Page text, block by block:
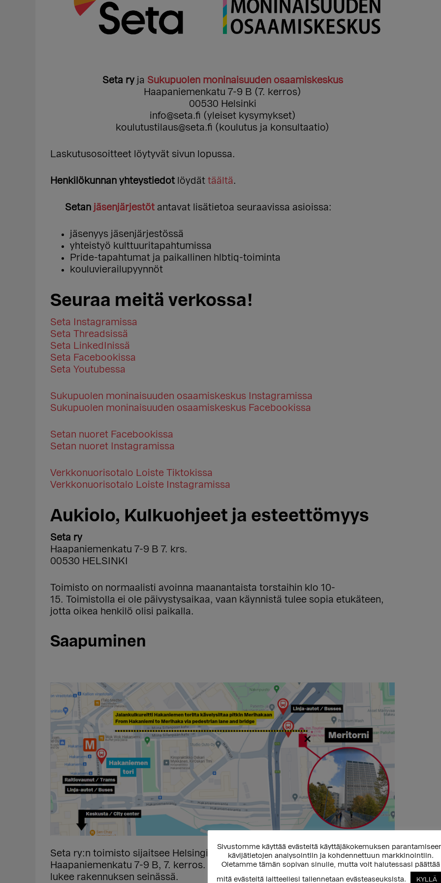
Seta ryja Sukupuolen moninaisuuden osaamiskeskus
Haapaniemenkatu 7-9 B (7. kerros)
00530 Helsinki
info@seta.fi (yleiset kysymykset)
koulutustilaus@seta.fi (koulutus ja konsultaatio)
Laskutusosoitteet löytyvät sivun lopussa.
Henkilökunnan yhteystiedot löydät täältä.
Setan jäsenjärjestöt antavat lisätietoa seuraavissa asioissa:
jäsenyys jäsenjärjestössä
yhteistyö kulttuuritapahtumissa
Pride-tapahtumat ja paikallinen hlbtiq-toiminta
kouluvierailupyynnöt
Seuraa meitä verkossa!
Seta Instagramissa
Seta Threadsissä
Seta LinkedInissä
Seta Facebookissa
Seta Youtubessa
Sukupuolen moninaisuuden osaamiskeskus Instagramissa
Sukupuolen moninaisuuden osaamiskeskus Facebookissa
Setan nuoret Facebookissa
Setan nuoret Instagramissa
Verkkonuorisotalo Loiste Tiktokissa
Verkkonuorisotalo Loiste Instagramissa
Aukiolo, Kulkuohjeet ja esteettömyys
Seta ry
Haapaniemenkatu 7-9 B 7. krs.
00530 HELSINKI
Toimisto on normaalisti avoinna maanantaista torstaihin klo 10-
15. Toimistolla ei ole päivystysaikaa, vaan käynnistä tulee sopia etukäteen,
jotta oikea henkilö olisi paikalla.
Saapuminen
Seta ry:n toimisto sijaitsee Helsingissä Merihaassa. Osoite on
Haapaniemenkatu 7-9 B, 7. kerros. Rakennuksen nimi on Meritorni, joka
lukee rakennuksen seinässä.
Sivustomme käyttää evästeitä käyttäjäkokemuksen
kävijätietojen analysointiin ja kohdennettuun markkinointiin.
Oletamme tämän sopivan sinulle, mutta voit halutessasi päättää
mitä evästeitä laitteellesi tallennetaan evästeaseuksista.
KYLLÄ